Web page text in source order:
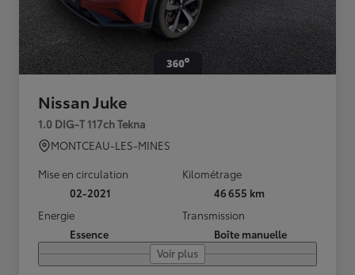
Nissan Juke
1.0 DIG-T 117ch Tekna
MONTCEAU-LES-MINES
Mise en circulation
02-2021
Kilométrage
46 655 km
Energie
Essence
Transmission
Boîte manuelle
Voir plus